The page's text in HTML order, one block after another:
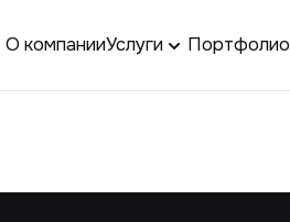
О компанииУслуги Портфолио